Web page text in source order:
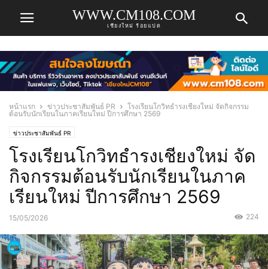
WWW.CM108.COM
เชียงใหม่ ร้อยแปด
หน้าแรก ข่าวประชาสัมพันธ์ PR
โรงเรียนโกวิทธำรงเชียงใหม่ จัดกิจกรรม
ต้อนรับนักเรียนในภาคเรียนใหม่ ปีการศึกษา 2569
ข่าวประชาสัมพันธ์ PR
โรงเรียนโกวิทธำรงเชียงใหม่ จัด
กิจกรรมต้อนรับนักเรียนในภาค
เรียนใหม่ ปีการศึกษา 2569
15/05/2026 224